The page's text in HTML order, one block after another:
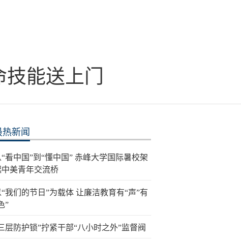
能送上门
热新闻
“看中国”到“懂中国” 赤峰大学国际暑校架
中美青年交流桥
“我们的节日”为载体 让廉洁教育有“声”有
”
层防护锁”拧紧干部“八小时之外”监督阀